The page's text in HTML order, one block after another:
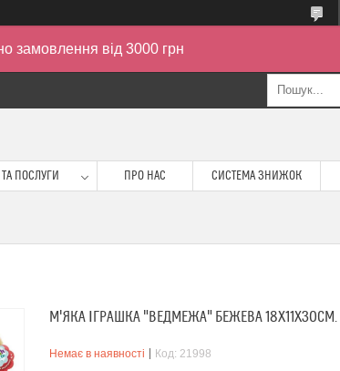
замовлення від 3000 грн
ПОСЛУГИ ПРО НАС СИСТЕМА ЗНИЖОК
М'ЯКА ІГРАШКА "ВЕДМЕЖА" БЕЖЕВА 18Х11Х30СМ.
Немає в наявності Код: 21998